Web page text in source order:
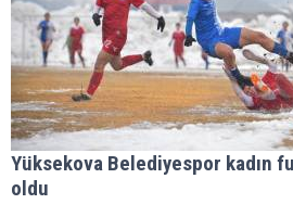
Yüksekova Belediyespor kadın
oldu